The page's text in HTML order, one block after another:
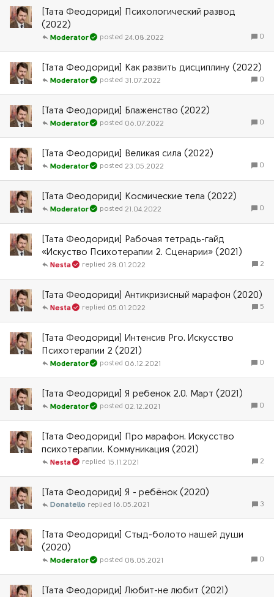
[Тата Феодориди] Психологический развод
(2022)
0
24.08.2022
Moderator
[Тата Феодориди] Как развить дисциплину (2022)
0
31.07.2022
Moderator
[Тата Феодориди] Блаженство (2022)
0
06.07.2022
Moderator
[Тата Феодориди] Великая сила (2022)
0
23.05.2022
Moderator
[Тата Феодориди] Космические тела (2022)
0
21.04.2022
Moderator
[Тата Феодориди] Рабочая тетрадь-гайд
«Искуство Психотерапии 2. Сценарии» (2021)
2
28.01.2022
Nesta
[Тата Феодориди] Антикризисный марафон (2020)
5
05.01.2022
Nesta
[Тата Феодориди] Интенсив Pro. Искусство
Психотерапии 2 (2021)
0
06.12.2021
Moderator
[Тата Феодориди] Я ребенок 2.0. Март (2021)
0
02.12.2021
Moderator
[Тата Феодориди] Про марафон. Искусство
психотерапии. Коммуникация (2021)
2
15.11.2021
Nesta
[Тата Феодориди] Я - ребёнок (2020)
3
16.05.2021
Donatello
[Тата Феодориди] Стыд-болото нашей души
(2020)
0
08.05.2021
Moderator
[Тата Феодориди] Любит-не любит (2021)